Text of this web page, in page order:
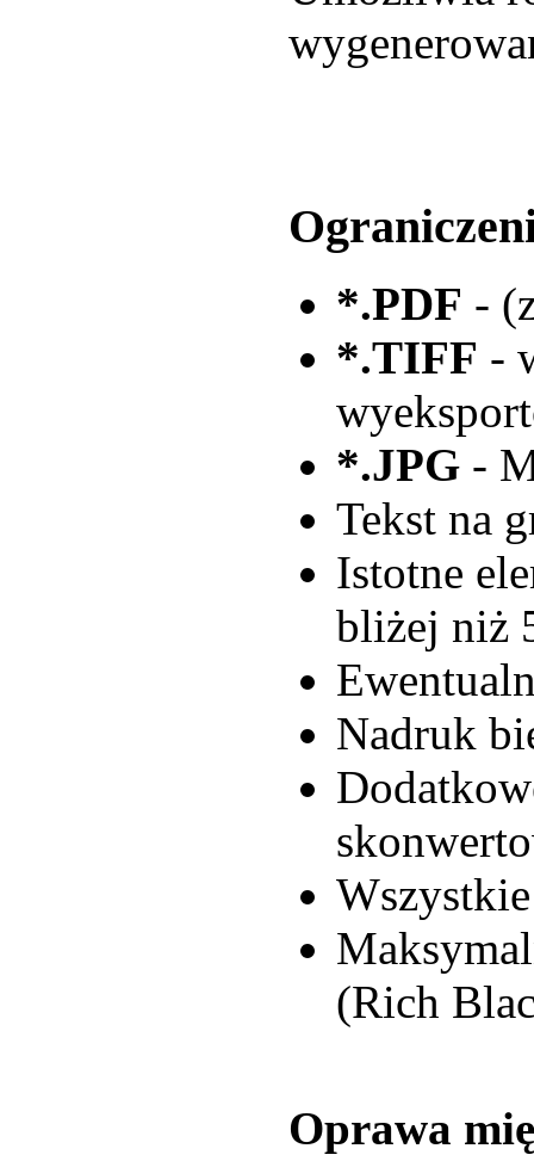
*.PDF -
*.TIFF -
*.JPG -
Tekst na
Istotne
bliżej niż
Nadruk
(Rich
Oprawa